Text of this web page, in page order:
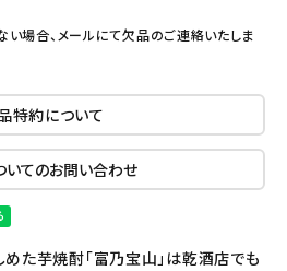
場合、メールにて欠品のご連絡いたしま
特約について
いてのお問い合わせ
た芋焼酎「富乃宝山」は乾酒店でも